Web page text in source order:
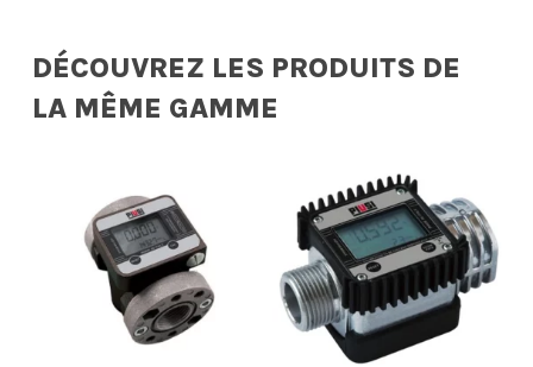
DÉCOUVREZ LES PRODUITS DE
LA MÊME GAMME